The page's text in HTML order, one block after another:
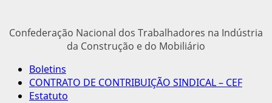
Confederação Nacional dos Trabalhadores na Indústria
da Construção e do Mobiliário
Menu
principal
Boletins
CONTRATO DE CONTRIBUIÇÃO SINDICAL – CEF
Estatuto